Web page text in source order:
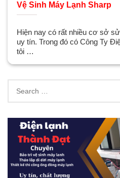
Vệ Sinh Máy Lạnh Sharp
Hiện nay có rất nhiều cơ sở
uy tín. Trong đó có Công Ty
tôi …
for: